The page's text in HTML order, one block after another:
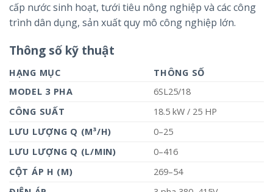
cấp nước sinh hoạt, tưới tiêu nông nghiệp và các công
trình dân dụng, sản xuất quy mô công nghiệp lớn.
Thông số kỹ thuật
HẠNG MỤC
THÔNG SỐ
MODEL 3 PHA
6SL25/18
CÔNG SUẤT
18.5 kW / 25 HP
LƯU LƯỢNG Q (M³/H)
0–25
LƯU LƯỢNG Q (L/MIN)
0–416
CỘT ÁP H (M)
269–54